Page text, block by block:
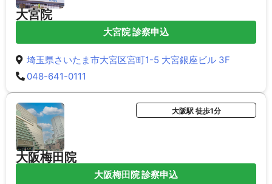
大宮院
大宮院 診察申込
埼玉県さいたま市大宮区宮町1-5 大宮銀座ビル 3F
048-641-0111
大阪梅田院
大阪駅 徒歩1分
大阪梅田院 診察申込